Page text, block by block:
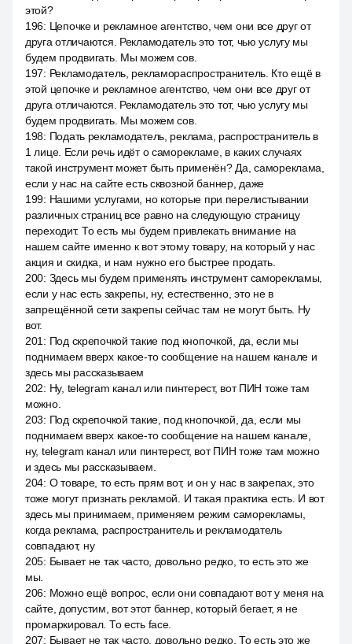
этой?
196: Цепочке и рекламное агентство, чем они все друг от
друга отличаются. Рекламодатель это тот, чью услугу мы
будем продвигать. Мы можем сов.
197: Рекламодатель, рекламораспространитель. Кто ещё в
этой цепочке и рекламное агентство, чем они все друг от
друга отличаются. Рекламодатель это тот, чью услугу мы
будем продвигать. Мы можем сов.
198: Подать рекламодатель, реклама, распространитель в
1 лице. Если речь идёт о саморекламе, в каких случаях
такой инструмент может быть применён? Да, самореклама,
если у нас на сайте есть сквозной баннер, даже
199: Нашими услугами, но которые при перелистывании
различных страниц все равно на следующую страницу
переходит. То есть мы будем привлекать внимание на
нашем сайте именно к вот этому товару, на который у нас
акция и скидка, и нам нужно его быстрее продать.
200: Здесь мы будем применять инструмент саморекламы,
если у нас есть закрепы, ну, естественно, это не в
запрещённой сети закрепы сейчас там не могут быть. Ну
вот.
201 : Под скрепочкой такие под кнопочкой, да, если мы
поднимаем вверх какое-то сообщение на нашем канале и
здесь мы рассказываем
202: Ну, telegram канал или пинтерест, вот ПИН тоже там
можно.
203: Под скрепочкой такие, под кнопочкой, да, если мы
поднимаем вверх какое-то сообщение на нашем канале,
ну, telegram канал или пинтерест, вот ПИН тоже там можно
и здесь мы рассказываем.
204: О товаре, то есть прям вот, и он у нас в закрепах, это
тоже могут признать рекламой. И такая практика есть. И вот
здесь мы принимаем, применяем режим саморекламы,
когда реклама, распространитель и рекламодатель
совпадают, ну
205: Бывает не так часто, довольно редко, то есть это же
мы.
206: Можно ещё вопрос, если они совпадают вот у меня на
сайте, допустим, вот этот баннер, который бегает, я не
промаркировал. То есть face.
207: Бывает не так часто, довольно редко. То есть это же